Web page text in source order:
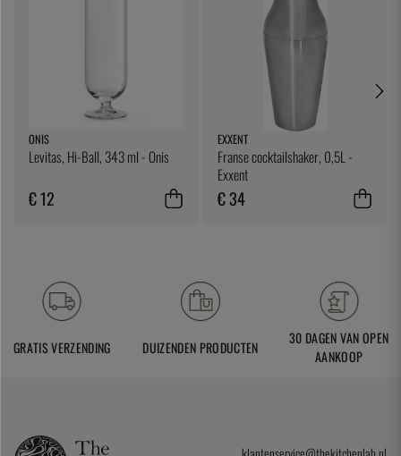
ONIS
Levitas, Hi-Ball, 343 ml - Onis
€ 12
EXXENT
Franse cocktailshaker, 0,5L -
Exxent
€ 34
GRATIS VERZENDING DUIZENDEN PRODUCTEN
30 DAGEN VAN OPEN
AANKOOP